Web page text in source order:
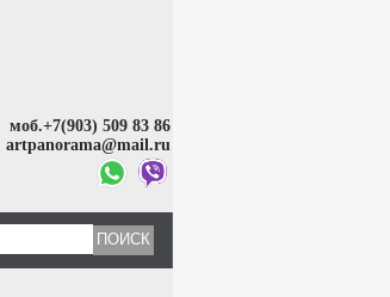
моб.+7(903) 509 83 86
artpanorama@mail.ru